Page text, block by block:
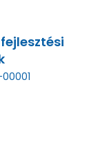
00001